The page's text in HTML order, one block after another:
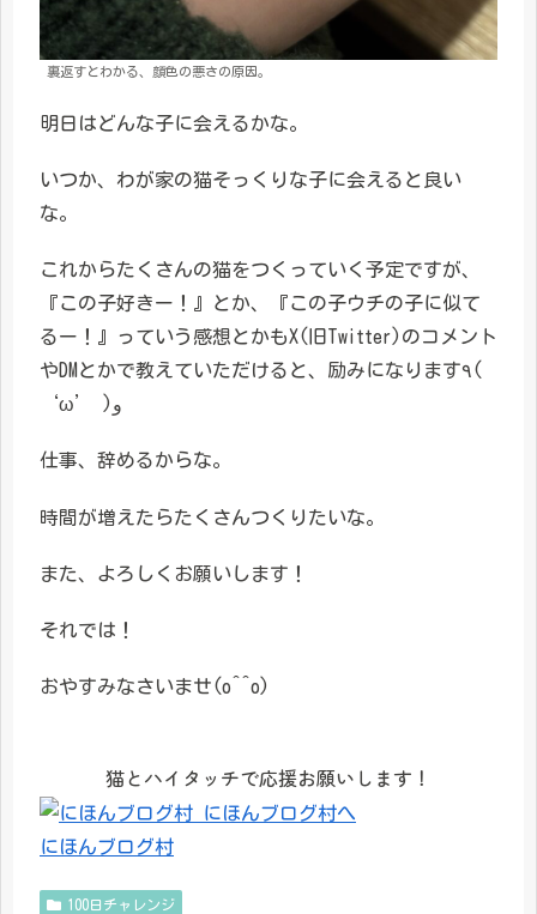
裏返すとわかる、顔色の悪さの原因。
明日はどんな子に会えるかな。
いつか、わが家の猫そっくりな子に会えると良い
な。
これからたくさんの猫をつくっていく予定ですが、
『この子好きー！』とか、『この子ウチの子に似て
るー！』っていう感想とかもX(旧Twitter)のコメント
やDMとかで教えていただけると、励みになります٩(
‘ω’ )و
仕事、辞めるからな。
時間が増えたらたくさんつくりたいな。
また、よろしくお願いします！
それでは！
おやすみなさいませ(o^^o)
猫とハイタッチで応援お願いします！
にほんブログ村
100日チャレンジ